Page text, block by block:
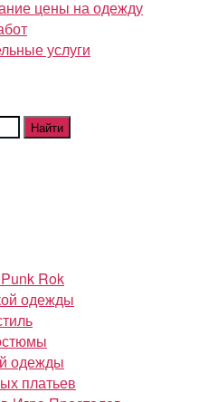
цены на одежду
услуги
Найти
Rok
одежды
одежды
платьев